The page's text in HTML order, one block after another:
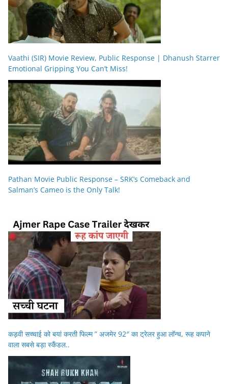
Vaathi (SIR) Movie Review, Public Response | Dhanush Starrer
Emotional Gripping You Can’t Miss!
Pathan Movie Public Response – SRK’s Comeback and
Salman’s Cameo is the Only Talk!
कड़वी सच्चाई को बयां करती फिल्म ” अजमेर 92″ का ट्रेलर हुआ लॉन्च, रूह कपाने
वाला सबसे बड़ा स्कैंडल..